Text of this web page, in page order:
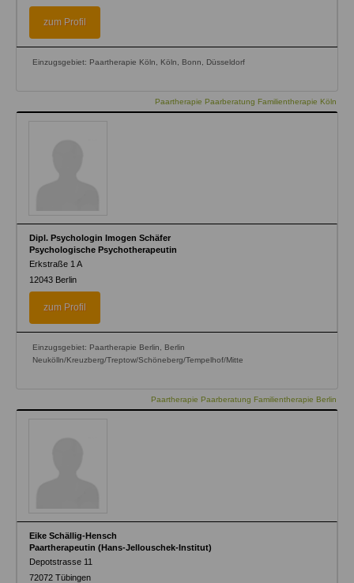
zum Profil
Einzugsgebiet: Paartherapie Köln, Köln, Bonn, Düsseldorf
Paartherapie Paarberatung Familientherapie Köln
Dipl. Psychologin Imogen Schäfer
Psychologische Psychotherapeutin
Erkstraße 1 A
12043 Berlin
zum Profil
Einzugsgebiet: Paartherapie Berlin, Berlin
Neukölln/Kreuzberg/Treptow/Schöneberg/Tempelhof/Mitte
Paartherapie Paarberatung Familientherapie Berlin
Eike Schällig-Hensch
Paartherapeutin (Hans-Jellouschek-Institut)
Depotstrasse 11
72072 Tübingen